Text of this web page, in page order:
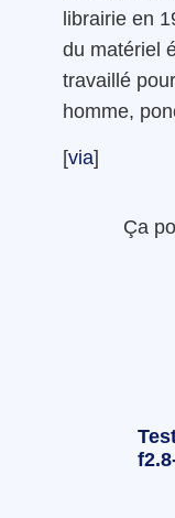
librairie en
du matériel
travaillé
homme,
[via]
Ça